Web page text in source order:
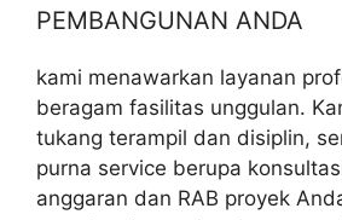
PEMBANGUNAN ANDA
kami menawarkan layanan
beragam fasilitas unggulan.
tukang terampil dan disiplin,
purna service berupa
anggaran dan RAB proyek